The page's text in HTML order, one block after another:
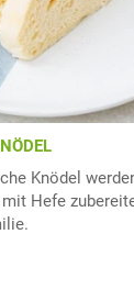
Knödel
Hefe